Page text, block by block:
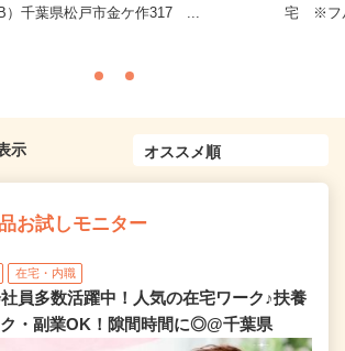
B）千葉県松戸市金ケ作317 ...
宅 ※フ
示
お試しモニター
在宅・内職
員多数活躍中！人気の在宅ワーク♪扶養
・副業OK！隙間時間に◎@千葉県